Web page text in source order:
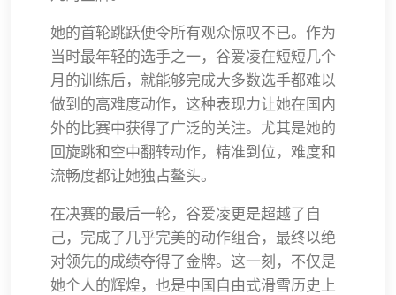
她的首轮跳跃便令所有观众惊叹不已。作为
当时最年轻的选手之一，谷爱凌在短短几个
月的训练后，就能够完成大多数选手都难以
做到的高难度动作，这种表现力让她在国内
外的比赛中获得了广泛的关注。尤其是她的
回旋跳和空中翻转动作，精准到位，难度和
流畅度都让她独占鳌头。
在决赛的最后一轮，谷爱凌更是超越了自
己，完成了几乎完美的动作组合，最终以绝
对领先的成绩夺得了金牌。这一刻，不仅是
她个人的辉煌，也是中国自由式滑雪历史上